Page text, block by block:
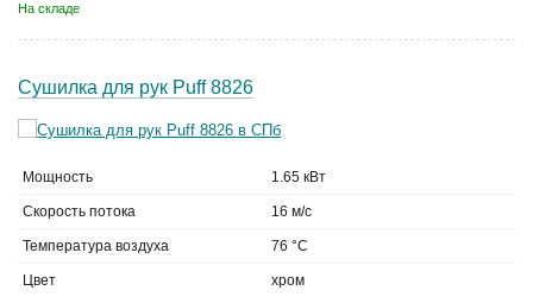
На складе
Сушилка для рук Puff 8826
Мощность 1.65 кВт
Скорость потока 16 м/с
Температура воздуха 76 °C
Цвет хром